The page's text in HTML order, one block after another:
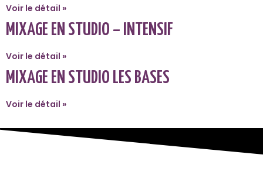
Voir le détail »
MIXAGE EN STUDIO – INTENSIF
Voir le détail »
MIXAGE EN STUDIO LES BASES
Voir le détail »